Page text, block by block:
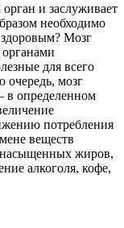
и заслуживает
необходимо
здоровым? Мозг
органами
для всего
очередь, мозг
в определенном
потребления
веществ
насыщенных жиров,
алкоголя, кофе,